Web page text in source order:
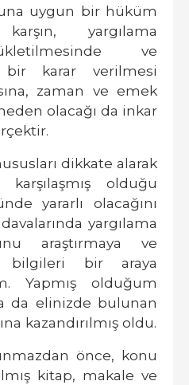
uygun bir hüküm
yargılama
ve
bir karar verilmesi
zaman ve emek
olacağı da inkar
dikkate alarak
karşılaşmış olduğu
yararlı olacağını
yargılama
araştırmaya ve
bilgileri bir araya
Yapmış olduğum
da elinizde bulunan
kazandırılmış oldu.
önce, konu
kitap, makale ve